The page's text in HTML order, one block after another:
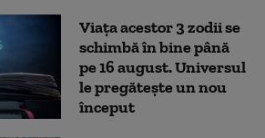
Viața acestor 3 zodii se
schimbă în bine până
pe 16 august. Universul
le pregătește un nou
început